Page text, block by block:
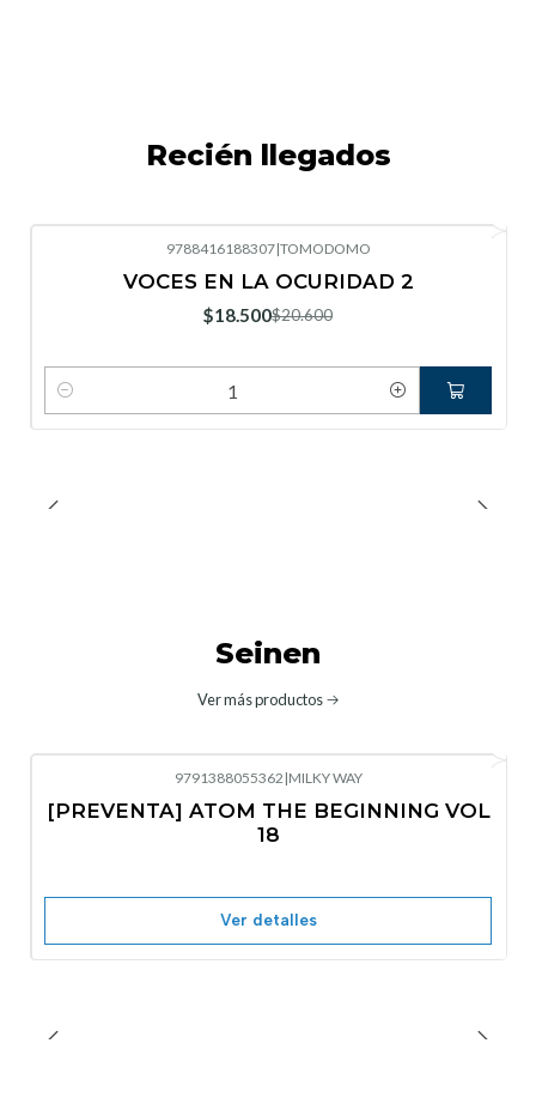
Recién llegados
9788416188307|TOMODOMO
VOCES EN LA OCURIDAD 2
$18.500$20.600
Cantidad
Seinen
Ver más productos
9791388055362 |MILKY WAY
[PREVENTA] ATOM THE BEGINNING VOL
18
Ver detalles